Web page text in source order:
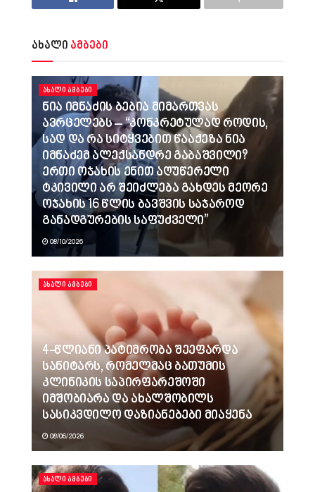
ახალი ამბები
ᲐᲮᲐᲚᲘ ᲐᲛᲑᲔᲑᲘ
ნია იმნაძის ბებია მიმართვას
ავრცელებს – “კონკრეტულად როდის,
სად და რა სიტყვებით წააქეზა ნია
იმნაძემ ალექსანდრე გაბაშვილი?
ერთი ოჯახის ენით აღუწერელი
ტკივილი არ შეიძლება გახდეს მეორე
ოჯახის 16 წლის ბავშვის საჯაროდ
განადგურების საფუძველი”
08/10/2026
ᲐᲮᲐᲚᲘ ᲐᲛᲑᲔᲑᲘ
4-წლიანი პატიმრობა შეეფარდა
სანიტარს, რომელმაც ბათუმის
კლინიკის საპირფარეშოში
იმშობიარა და ახალშობილს
სასიკვდილო დაზიანებები მიაყენა
08/06/2026
ᲐᲮᲐᲚᲘ ᲐᲛᲑᲔᲑᲘ